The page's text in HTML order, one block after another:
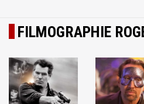
FILMOGRAPHIE